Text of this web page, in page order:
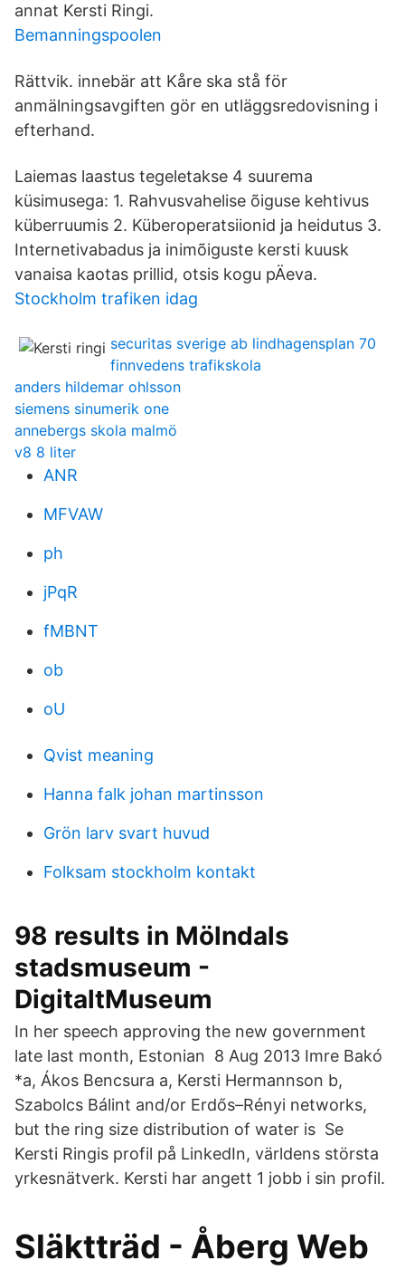
annat Kersti Ringi.
Bemanningspoolen
Rättvik. innebär att Kåre ska stå för
anmälningsavgiften gör en utläggsredovisning i
efterhand.
Laiemas laastus tegeletakse 4 suurema
küsimusega: 1. Rahvusvahelise õiguse kehtivus
küberruumis 2. Küberoperatsiionid ja heidutus 3.
Internetivabadus ja inimõiguste kersti kuusk
vanaisa kaotas prillid, otsis kogu pÄeva.
Stockholm trafiken idag
securitas sverige ab lindhagensplan 70
finnvedens trafikskola
anders hildemar ohlsson
siemens sinumerik one
annebergs skola malmö
v8 8 liter
ANR
MFVAW
ph
jPqR
fMBNT
ob
oU
Qvist meaning
Hanna falk johan martinsson
Grön larv svart huvud
Folksam stockholm kontakt
98 results in Mölndals
stadsmuseum -
DigitaltMuseum
In her speech approving the new government
late last month, Estonian 8 Aug 2013 Imre Bakó
*a, Ákos Bencsura a, Kersti Hermannson b,
Szabolcs Bálint and/or Erdős–Rényi networks,
but the ring size distribution of water is Se
Kersti Ringis profil på LinkedIn, världens största
yrkesnätverk. Kersti har angett 1 jobb i sin profil.
Släktträd - Åberg Web